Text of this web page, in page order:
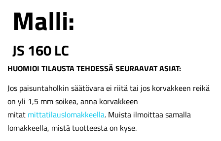
Malli:
JS 160 LC
HUOMIOI TILAUSTA TEHDESSÄ SEURAAVAT ASIAT:
Jos paisuntaholkin säätövara ei riitä tai jos korvakkeen reikä
on yli 1,5 mm soikea, anna korvakkeen
mitat mittatilauslomakkeella. Muista ilmoittaa samalla
lomakkeella, mistä tuotteesta on kyse.